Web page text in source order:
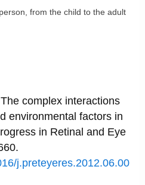
from the child to the adult
complex interactions
environmental factors in
in Retinal and Eye
j.preteyeres.2012.06.00